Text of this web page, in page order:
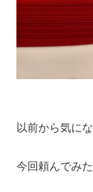
以前から気に
今回頼んでみ